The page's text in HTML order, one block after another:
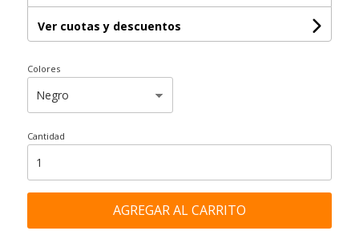
Ver cuotas y descuentos
Colores
Cantidad
AGREGAR AL CARRITO